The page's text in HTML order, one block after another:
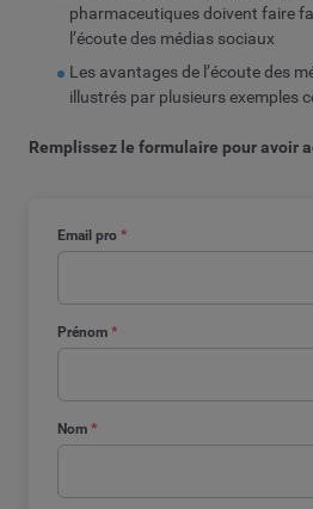
Email pro *
Prénom *
Nom *
pharmaceutiques doivent faire
l’écoute des médias sociaux
Les avantages de l’écoute des
illustrés par plusieurs exemples
Remplissez le formulaire pour avoir